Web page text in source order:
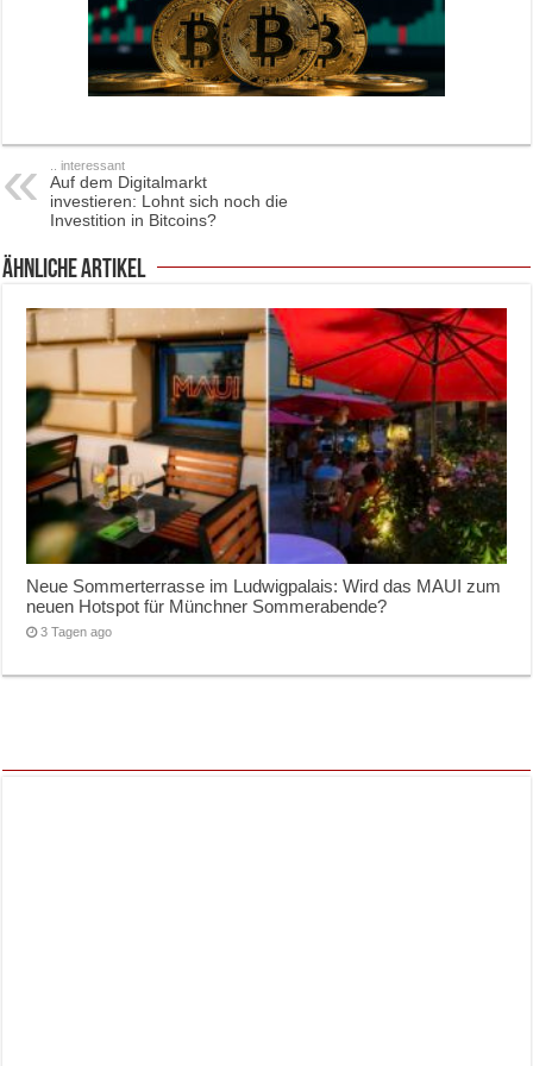
.. interessant
Auf dem Digitalmarkt
investieren: Lohnt sich noch die
Investition in Bitcoins?
ähnliche Artikel
Neue Sommerterrasse im Ludwigpalais: Wird das MAUI zum
neuen Hotspot für Münchner Sommerabende?
3 Tagen ago